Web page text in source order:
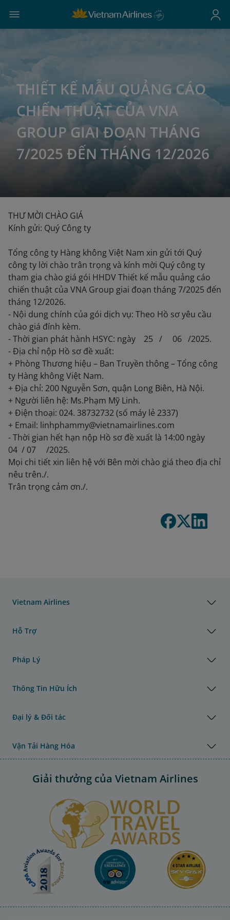
THIẾT KẾ MẪU QUẢNG CÁO
CHIẾN THUẬT CỦA VNA
GROUP GIAI ĐOẠN THÁNG
7/2025 ĐẾN THÁNG 12/2026
THƯ MỜI CHÀO GIÁ
Kính gửi: Quý Công ty
Tổng công ty Hàng không Việt Nam xin gửi tới Quý
công ty lời chào trân trọng và kính mời Quý công ty
tham gia chào giá gói HHDV Thiết kế mẫu quảng cáo
chiến thuật của VNA Group giai đoạn tháng 7/2025 đến
tháng 12/2026.
- Nội dung chính của gói dịch vụ: Theo Hồ sơ yêu cầu
chào giá đính kèm.
- Thời gian phát hành HSYC: ngày 25 / 06 /2025.
- Địa chỉ nộp Hồ sơ đề xuất:
+ Phòng Thương hiệu – Ban Truyền thông – Tổng công
ty Hàng không Việt Nam.
+ Địa chỉ: 200 Nguyễn Sơn, quận Long Biên, Hà Nội.
+ Người liên hệ: Ms.Phạm Mỹ Linh.
+ Điện thoại: 024. 38732732 (số máy lẻ 2337)
+ Email: linhphammy@vietnamairlines.com
- Thời gian hết hạn nộp Hồ sơ đề xuất là 14:00 ngày
04 / 07 /2025.
Mọi chi tiết xin liên hệ với Bên mời chào giá theo địa chỉ
nêu trên./.
Trân trọng cảm ơn./.
Vietnam Airlines
Hỗ Trợ
Pháp Lý
Thông Tin Hữu Ích
Đại lý & Đối tác
Vận Tải Hàng Hóa
Giải thưởng của Vietnam Airlines